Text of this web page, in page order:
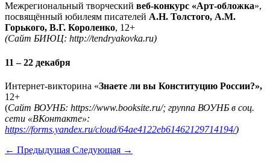
Межрегиональный творческий веб-конкурс «Арт-обложка»,
посвящённый юбилеям писателей А.Н. Толстого, А.М.
Горького, В.Г. Короленко, 12+
(Сайт БИЮЦ: http://tendryakovka.ru)
11 – 22 декабря
Интернет-викторина «Знаете ли вы Конституцию России?»,
12+
(Сайт ВОУНБ: https://www.booksite.ru/; группа ВОУНБ в соц.
сети «ВКонтакте»:
https://forms.yandex.ru/cloud/64ae4122eb61462129714194/)
← Предыдущая Следующая →